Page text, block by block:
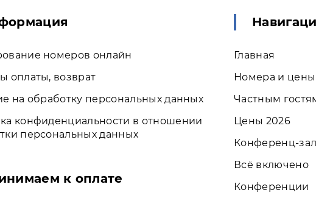
номеров онлайн
оплаты, возврат
на обработку персональных данных
конфиденциальности в отношении
персональных данных
к оплате
Главная
Номера и цены
Частным
Цены 2026
Конференц-
Всё включено
Конференции